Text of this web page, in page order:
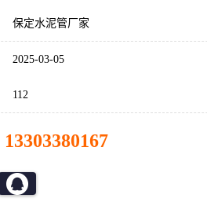
保定水泥管厂家
2025-03-05
112
13303380167